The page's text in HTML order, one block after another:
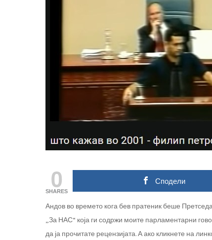
0
SHARES
Сподели
Андов во времето кога бев пратеник беше
„За НАС“ која ги содржи моите парламентарни
да ја прочитате рецензијата. А ако кликнете на